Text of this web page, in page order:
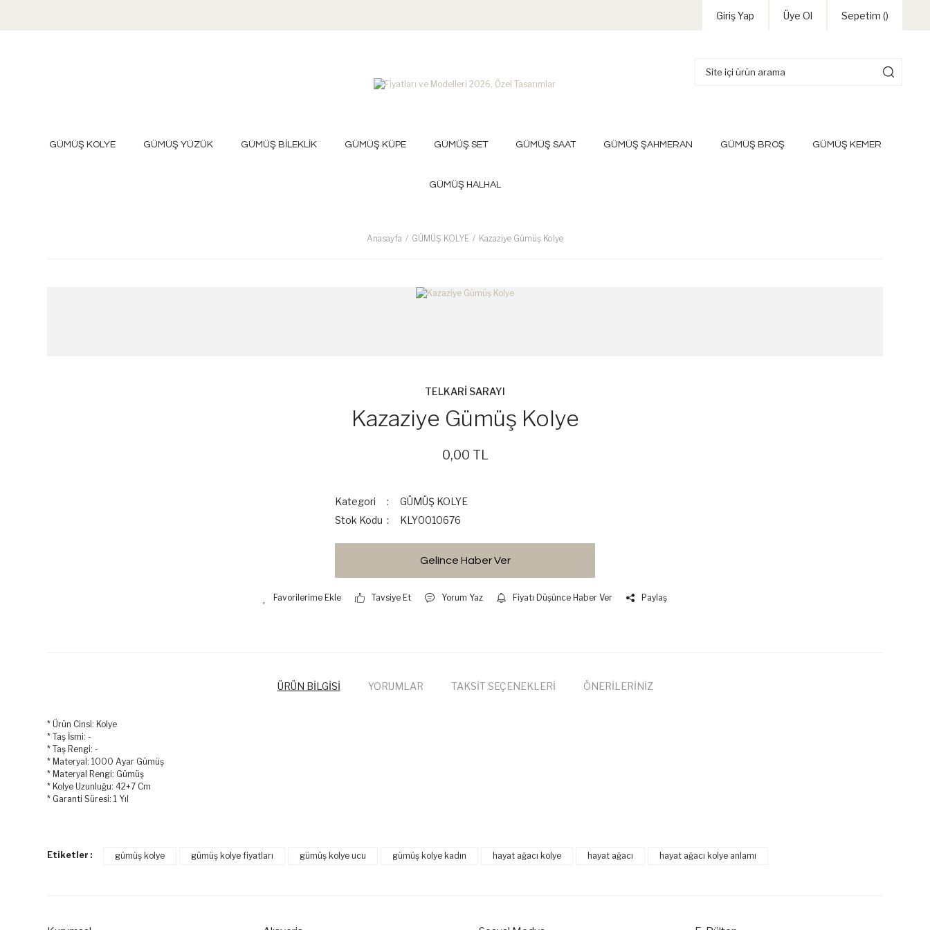
Giriş Yap Üye Ol Sepetim ()
GÜMÜŞ KOLYE GÜMÜŞ YÜZÜK GÜMÜŞ BİLEKLİK GÜMÜŞ KÜPE GÜMÜŞ SET GÜMÜŞ SAAT GÜMÜŞ ŞAHMERAN GÜMÜŞ BROŞ GÜMÜŞ KEMER
GÜMÜŞ HALHAL
Anasayfa GÜMÜŞ KOLYE Kazaziye Gümüş Kolye
TELKARİ SARAYI
Kazaziye Gümüş Kolye
0,00 TL
Kategori
GÜMÜŞ KOLYE
Stok Kodu
KLY0010676
Gelince Haber Ver
Tavsiye Et Yorum Yaz Fiyatı Düşünce Haber Ver Paylaş
ÜRÜN BİLGİSİ YORUMLAR TAKSİT SEÇENEKLERİ ÖNERİLERİNİZ
* Ürün Cinsi: Kolye
* Taş İsmi: -
* Taş Rengi: -
* Materyal: 1000 Ayar Gümüş
* Materyal Rengi: Gümüş
* Kolye Uzunluğu: 42+7 Cm
* Garanti Süresi: 1 Yıl
Etiketler : gümüş kolye gümüş kolye fiyatları gümüş kolye ucu gümüş kolye kadın hayat ağacı kolye hayat ağacı hayat ağacı kolye anlamı